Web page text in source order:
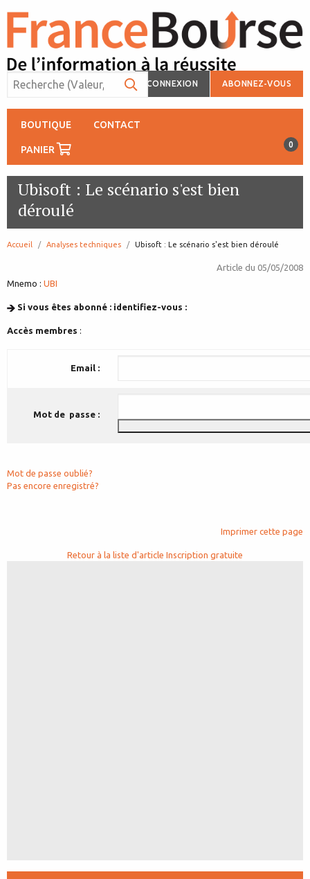
CONNEXION ABONNEZ-VOUS
BOUTIQUE CONTACT
PANIER 0
Ubisoft : Le scénario s'est bien
déroulé
Accueil Analyses techniques page:
Ubisoft : Le scénario s'est bien déroulé
Article du 05/05/2008
Mnemo : UBI
Si vous êtes abonné : identifiez-vous :
Accès membres :
Email :
Mot de passe :
Mot de passe oublié?
Pas encore enregistré?
Imprimer cette page
Retour à la liste d'article Inscription gratuite